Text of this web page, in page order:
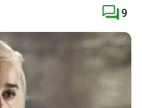
9